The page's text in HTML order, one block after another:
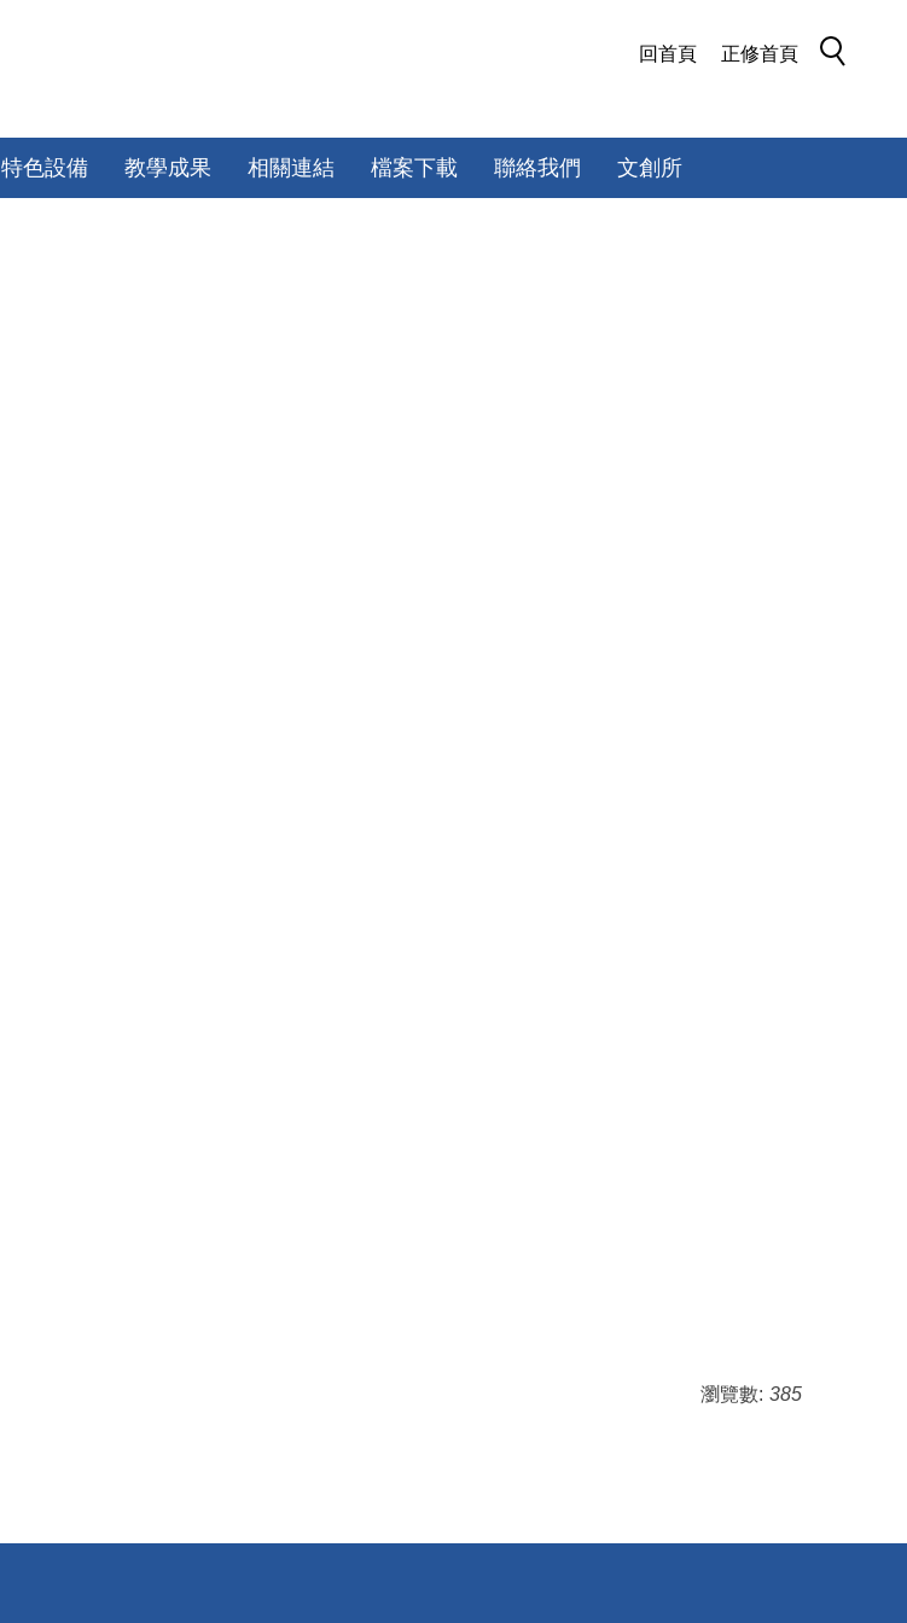
回首頁 正修首頁
特色設備 教學成果 相關連結 檔案下載 聯絡我們 文創所
瀏覽數: 385